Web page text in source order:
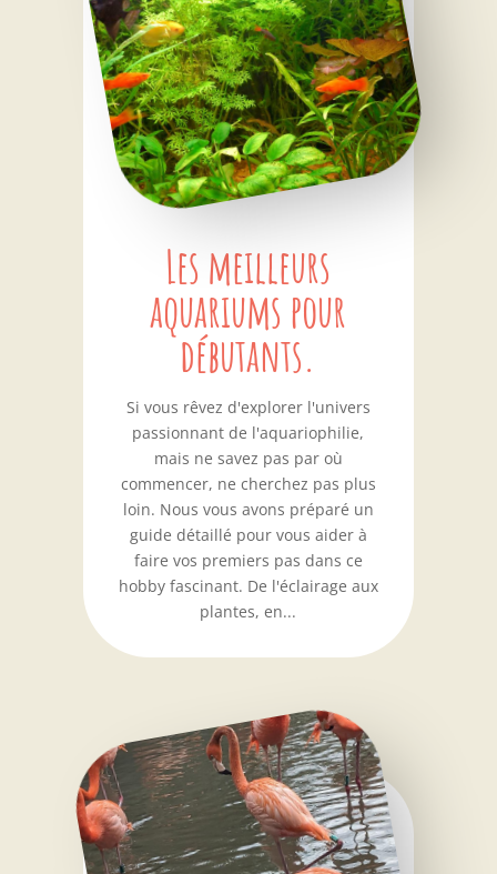
Les meilleurs
aquariums pour
débutants.
Si vous rêvez d'explorer l'univers
passionnant de l'aquariophilie,
mais ne savez pas par où
commencer, ne cherchez pas plus
loin. Nous vous avons préparé un
guide détaillé pour vous aider à
faire vos premiers pas dans ce
hobby fascinant. De l'éclairage aux
plantes, en...